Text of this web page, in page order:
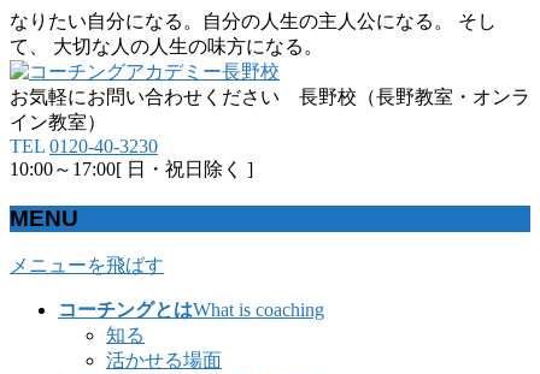
なりたい自分になる。自分の人生の主人公になる。 そし
て、 大切な人の人生の味方になる。
お気軽にお問い合わせください 長野校（長野教室・オンラ
イン教室）
TEL 0120-40-3230
10:00～17:00[ 日・祝日除く ]
MENU
メニューを飛ばす
コーチングとはWhat is coaching
知る
活かせる場面